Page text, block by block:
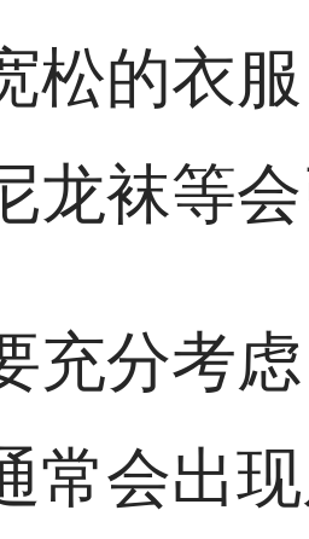
松的衣
龙袜等
充分考
常会出